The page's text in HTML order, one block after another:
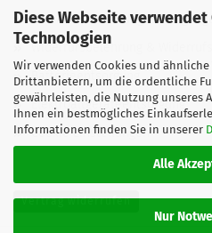
Diese Webseite
Technologien
Wir verwenden Cookies und
Drittanbietern, um die ordentliche
gewährleisten, die Nutzung unseres
Ihnen ein bestmögliches
Informationen finden Sie in unserer
Alle
Nur
Versand- &
Widerrufsbelehrung &
Batterieentsorgung
Elektroaltgeräteentsorgung
Cookie Einstellungen
Vertrag widerrufen